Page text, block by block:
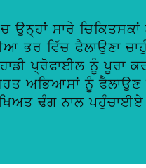
ਸਾਰੇ
ਭਰ ਵਿੱਚ ਫੈਲਾਉਣਾ
ਪ੍ਰੋਫਾਈਲ ਨੂੰ ਪੂਰਾ
ਅਭਿਆਸਾਂ ਨੂੰ
ਢੰਗ ਨਾਲ ਪਹੁੰਚਾਈਏ